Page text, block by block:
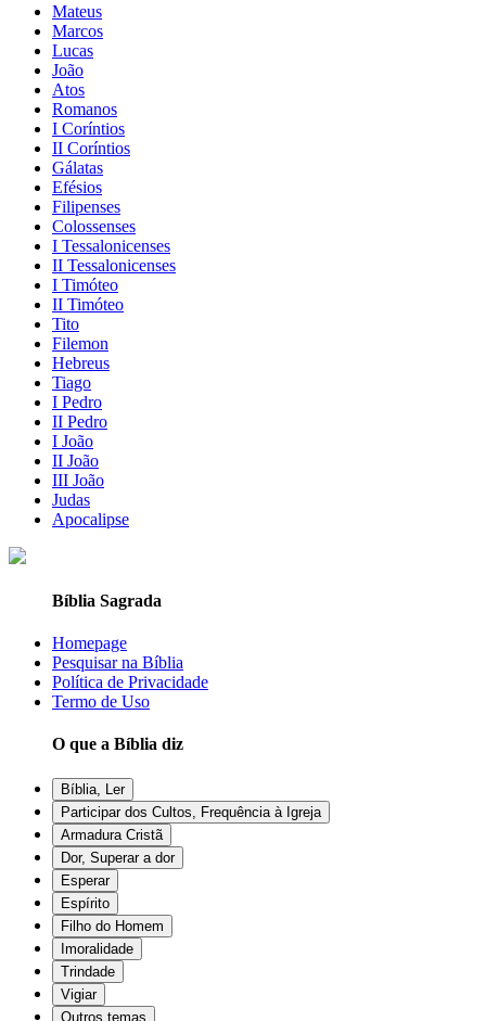
Mateus
Marcos
Lucas
João
Atos
Romanos
I Coríntios
II Coríntios
Gálatas
Efésios
Filipenses
Colossenses
I Tessalonicenses
II Tessalonicenses
I Timóteo
II Timóteo
Tito
Filemon
Hebreus
Tiago
I Pedro
II Pedro
I João
II João
III João
Judas
Apocalipse
Bíblia Sagrada
Homepage
Pesquisar na Bíblia
Política de Privacidade
Termo de Uso
O que a Bíblia diz
Bíblia, Ler
Participar dos Cultos, Frequência à Igreja
Armadura Cristã
Dor, Superar a dor
Esperar
Espírito
Filho do Homem
Imoralidade
Trindade
Vigiar
Outros temas